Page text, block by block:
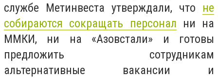
службе Метинвеста утверждали, что не
собираются сокращать персонал ни на
ММКИ, ни на «Азовстали» и готовы
предложить сотрудникам
альтернативные вакансии и